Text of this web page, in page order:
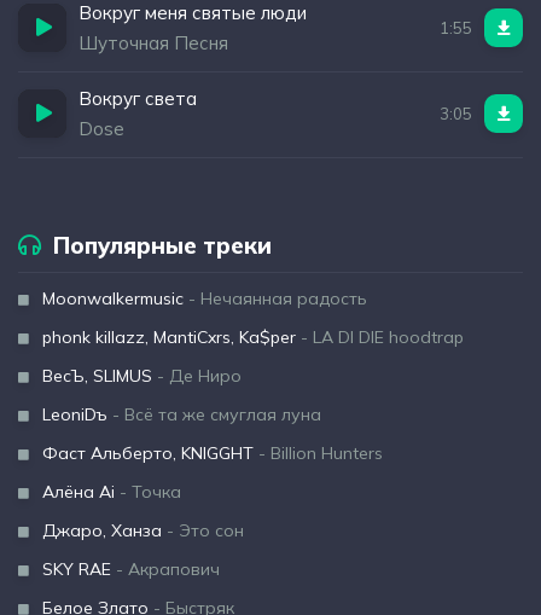
Вокруг меня святые люди
Шуточная Песня
1:55
Вокруг света
Dose
3:05
Популярные треки
Moonwalkermusic - Нечаянная радость
phonk killazz, MantiCxrs, Ka$per - LA DI DIE hoodtrap
ВесЪ, SLIMUS - Де Ниро
LeoniDъ - Всё та же смуглая луна
Фаст Альберто, KNIGGHT - Billion Hunters
Алёна Ai - Точка
Джаро, Ханза - Это сон
SKY RAE - Акрапович
Белое Злато - Быстряк